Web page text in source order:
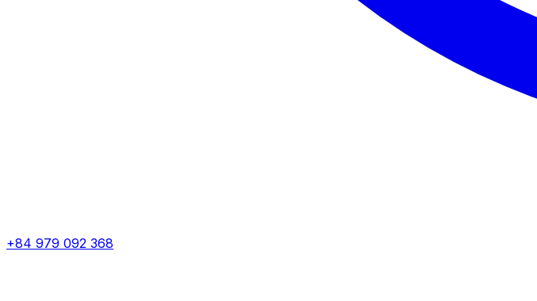
+84 979 092 368